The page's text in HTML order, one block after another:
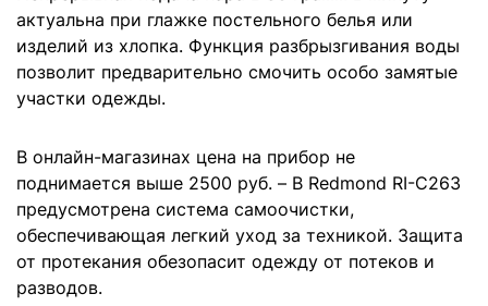
актуальна при глажке постельного белья или
изделий из хлопка. Функция разбрызгивания воды
позволит предварительно смочить особо замятые
участки одежды.
В онлайн-магазинах цена на прибор не
поднимается выше 2500 руб. – В Redmond RI-C263
предусмотрена система самоочистки,
обеспечивающая легкий уход за техникой. Защита
от протекания обезопасит одежду от потеков и
разводов.